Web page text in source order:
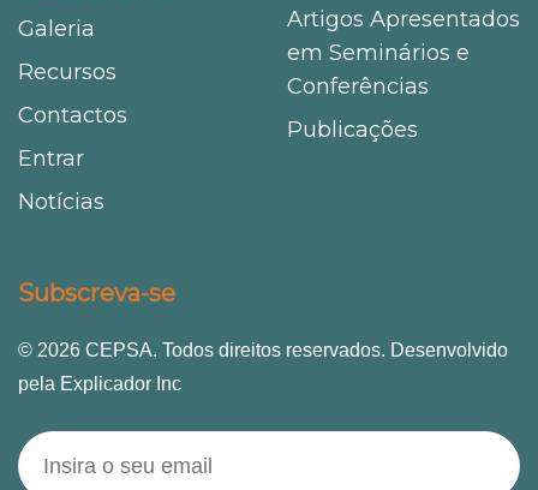
Galeria
Recursos
Contactos
Entrar
Notícias
Artigos Apresentados
em Seminários e
Conferências
Publicações
Subscreva-se
© 2026 CEPSA. Todos direitos reservados. Desenvolvido
pela Explicador Inc